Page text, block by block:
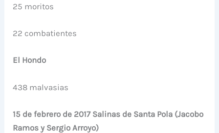
25 moritos
22 combatientes
El Hondo
438 malvasias
15 de febrero de 2017 Salinas de Santa Pola (Jacobo
Ramos y Sergio Arroyo)